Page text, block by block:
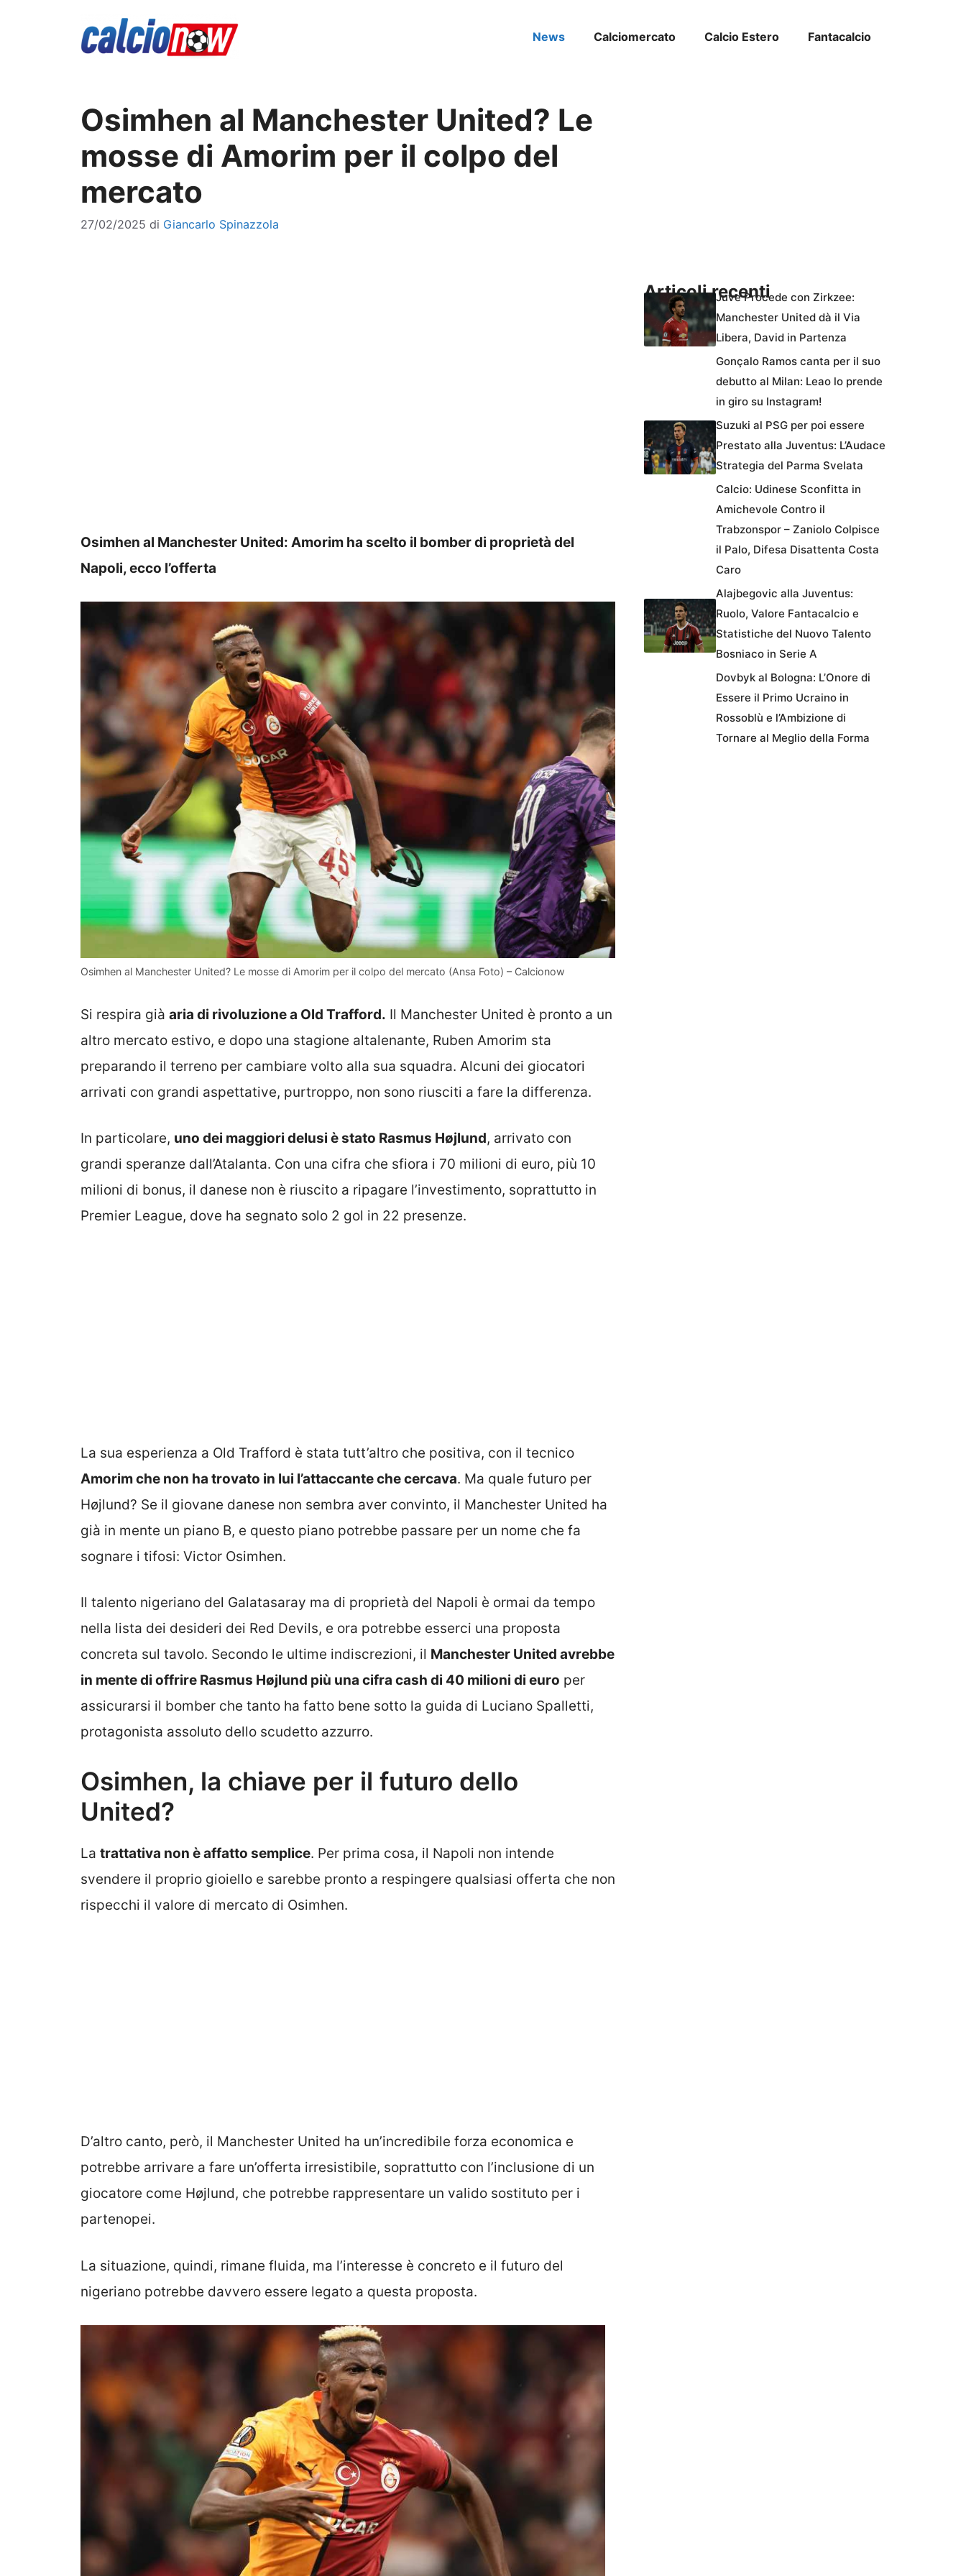
News Calciomercato Calcio Estero Fantacalcio
Osimhen al Manchester United? Le
mosse di Amorim per il colpo del
mercato
27/02/2025 di Giancarlo Spinazzola
Osimhen al Manchester United: Amorim ha scelto il bomber di proprietà del
Napoli, ecco l’offerta
Osimhen al Manchester United? Le mosse di Amorim per il colpo del mercato (Ansa Foto) – Calcionow
Si respira già aria di rivoluzione a Old Trafford. Il Manchester United è pronto a un
altro mercato estivo, e dopo una stagione altalenante, Ruben Amorim sta
preparando il terreno per cambiare volto alla sua squadra. Alcuni dei giocatori
arrivati con grandi aspettative, purtroppo, non sono riusciti a fare la differenza.
In particolare, uno dei maggiori delusi è stato Rasmus Højlund, arrivato con
grandi speranze dall’Atalanta. Con una cifra che sfiora i 70 milioni di euro, più 10
milioni di bonus, il danese non è riuscito a ripagare l’investimento, soprattutto in
Premier League, dove ha segnato solo 2 gol in 22 presenze.
La sua esperienza a Old Trafford è stata tutt’altro che positiva, con il tecnico
Amorim che non ha trovato in lui l’attaccante che cercava. Ma quale futuro per
Højlund? Se il giovane danese non sembra aver convinto, il Manchester United ha
già in mente un piano B, e questo piano potrebbe passare per un nome che fa
sognare i tifosi: Victor Osimhen.
Il talento nigeriano del Galatasaray ma di proprietà del Napoli è ormai da tempo
nella lista dei desideri dei Red Devils, e ora potrebbe esserci una proposta
concreta sul tavolo. Secondo le ultime indiscrezioni, il Manchester United avrebbe
in mente di offrire Rasmus Højlund più una cifra cash di 40 milioni di euro per
assicurarsi il bomber che tanto ha fatto bene sotto la guida di Luciano Spalletti,
protagonista assoluto dello scudetto azzurro.
Osimhen, la chiave per il futuro dello
United?
La trattativa non è affatto semplice. Per prima cosa, il Napoli non intende
svendere il proprio gioiello e sarebbe pronto a respingere qualsiasi offerta che non
rispecchi il valore di mercato di Osimhen.
D’altro canto, però, il Manchester United ha un’incredibile forza economica e
potrebbe arrivare a fare un’offerta irresistibile, soprattutto con l’inclusione di un
giocatore come Højlund, che potrebbe rappresentare un valido sostituto per i
partenopei.
La situazione, quindi, rimane fluida, ma l’interesse è concreto e il futuro del
nigeriano potrebbe davvero essere legato a questa proposta.
Articoli recentiJuve Procede con Zirkzee:
Manchester United dà il Via
Libera, David in Partenza
Gonçalo Ramos canta per il suo
debutto al Milan: Leao lo prende
in giro su Instagram!
Suzuki al PSG per poi essere
Prestato alla Juventus: L’Audace
Strategia del Parma Svelata
Calcio: Udinese Sconfitta in
Amichevole Contro il
Trabzonspor – Zaniolo Colpisce
il Palo, Difesa Disattenta Costa
Caro
Alajbegovic alla Juventus:
Ruolo, Valore Fantacalcio e
Statistiche del Nuovo Talento
Bosniaco in Serie A
Dovbyk al Bologna: L’Onore di
Essere il Primo Ucraino in
Rossoblù e l’Ambizione di
Tornare al Meglio della Forma